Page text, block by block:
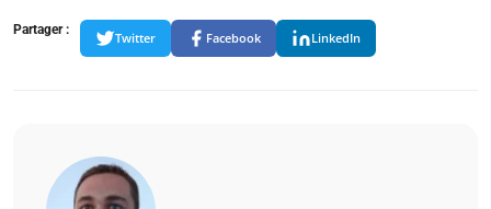
Partager :
Twitter Facebook LinkedIn